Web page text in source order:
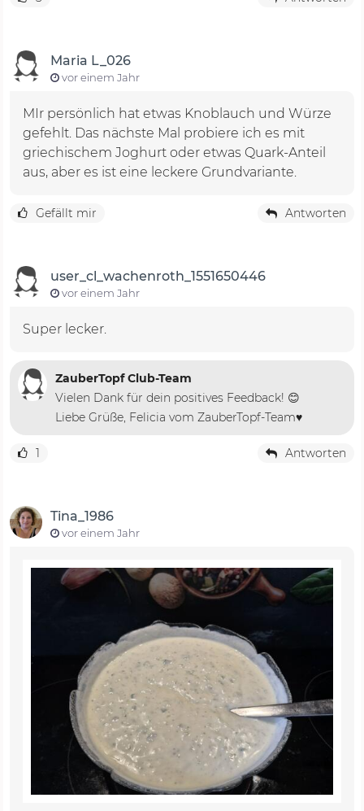
Maria L_026
vor einem Jahr
MIr persönlich hat etwas Knoblauch und Würze
gefehlt. Das nächste Mal probiere ich es mit
griechischem Joghurt oder etwas Quark-Anteil
aus, aber es ist eine leckere Grundvariante.
Gefällt mir Antworten
user_cl_wachenroth_1551650446
vor einem Jahr
Super lecker.
ZauberTopf Club-Team
Vielen Dank für dein positives Feedback! 😊
Liebe Grüße, Felicia vom ZauberTopf-Team♥️
1 Antworten
Tina_1986
vor einem Jahr